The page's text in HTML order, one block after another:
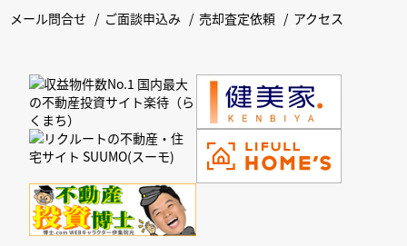
メール問合せ ご面談申込み 売却査定依頼 アクセス